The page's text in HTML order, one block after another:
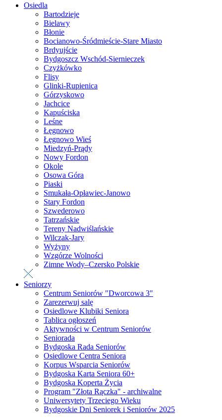
Osiedla
Bartodzieje
Bielawy
Błonie
Bocianowo-Śródmieście-Stare Miasto
Brdyujście
Bydgoszcz Wschód-Siernieczek
Czyżkówko
Flisy
Glinki-Rupienica
Górzyskowo
Jachcice
Kapuściska
Leśne
Łęgnowo
Łęgnowo Wieś
Miedzyń-Prądy
Nowy Fordon
Okole
Osowa Góra
Piaski
Smukała-Opławiec-Janowo
Stary Fordon
Szwederowo
Tatrzańskie
Tereny Nadwiślańskie
Wilczak-Jary
Wyżyny
Wzgórze Wolności
Zimne Wody–Czersko Polskie
Seniorzy
Centrum Seniorów "Dworcowa 3"
Zarezerwuj salę
Osiedlowe Klubiki Seniora
Tablica ogłoszeń
Aktywności w Centrum Seniorów
Seniorada
Bydgoska Rada Seniorów
Osiedlowe Centra Seniora
Korpus Wsparcia Seniorów
Bydgoska Karta Seniora 60+
Bydgoska Koperta Życia
Program "Złota Rączka" - archiwalne
Uniwersytety Trzeciego Wieku
Bydgoskie Dni Seniorek i Seniorów 2025